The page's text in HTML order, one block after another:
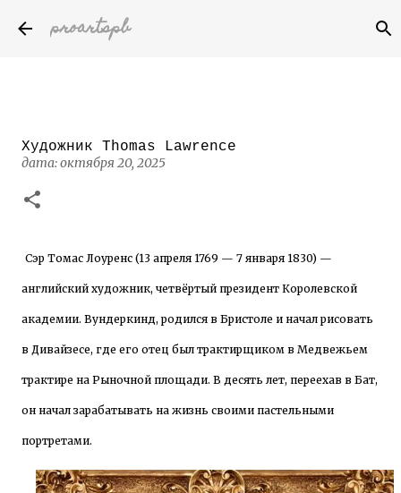
proartspb
Бумажные скульптуры канадского
художника Келвина Николса (Calvin
дата:
Художник Thomas Lawrence
дата:октября 20, 2025
Сэр Томас Лоуренс (13 апреля 1769 — 7 января 1830) —
английский художник, четвёртый президент Королевской
академии. Вундеркинд, родился в Бристоле и начал рисовать
в Дивайзесе, где его отец был трактирщиком в Медвежьем
трактире на Рыночной площади. В десять лет, переехав в Бат,
он начал зарабатывать на жизнь своими пастельными
портретами.